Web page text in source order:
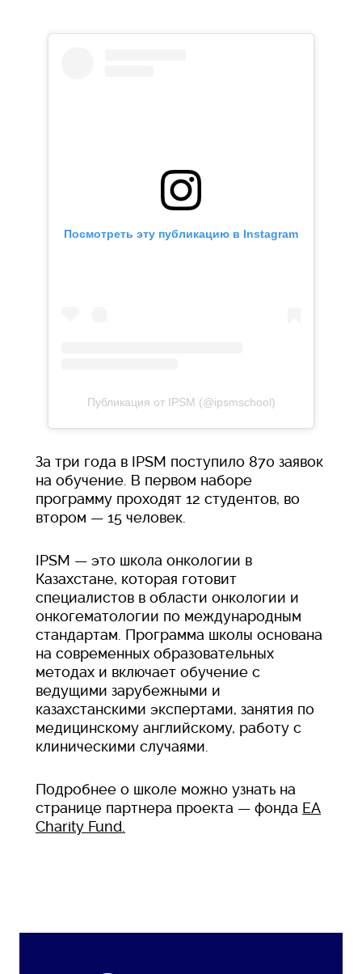
Посмотреть эту публикацию в Instagram
Публикация от IPSM (@ipsmschool)
За три года в IPSM поступило 870 заявок
на обучение. В первом наборе
программу проходят 12 студентов, во
втором — 15 человек.
IPSM — это школа онкологии в
Казахстане, которая готовит
специалистов в области онкологии и
онкогематологии по международным
стандартам. Программа школы основана
на современных образовательных
методах и включает обучение с
ведущими зарубежными и
казахстанскими экспертами, занятия по
медицинскому английскому, работу с
клиническими случаями.
Подробнее о школе можно узнать на
странице партнера проекта — фонда EA
Charity Fund.